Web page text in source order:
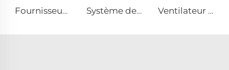
Fournisseur d'usine, ventilateurs de circulation de 72 pouces, système d'aération économique pour bâtiment à bétail, extracteurs de toit Système de contrôle, ventilateurs d'aération et de refroidissement pour le bétail destinés aux fermes avicoles, ventilateur d'extraction en plastique Ventilateur de refroidissement pour aération avicole